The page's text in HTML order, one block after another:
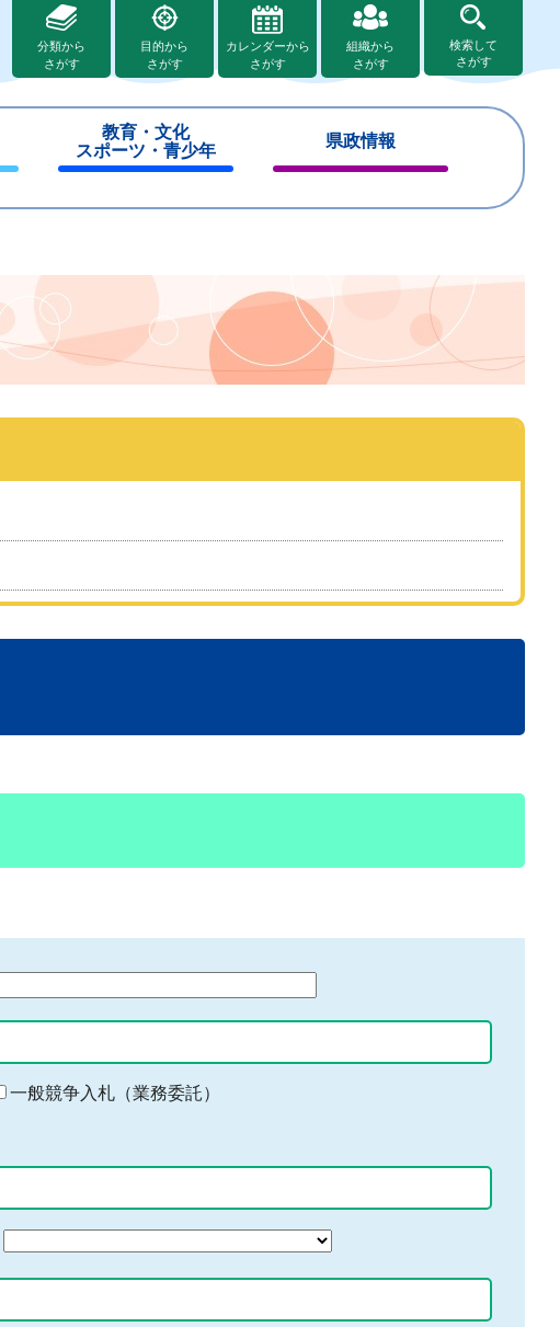
分類から
さがす
目的から
さがす
カレンダーから
さがす
組織から
さがす
検索して
さがす
教育・文化
スポーツ・青少年
じ
県政情報
じ
一般競争入札（業務委託）